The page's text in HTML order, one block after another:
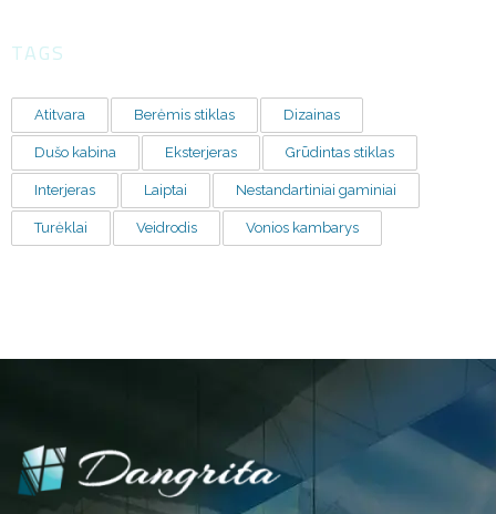
TAGS
Atitvara Berėmis stiklas Dizainas
Dušo kabina Eksterjeras Grūdintas stiklas
Interjeras Laiptai Nestandartiniai gaminiai
Turėklai Veidrodis Vonios kambarys